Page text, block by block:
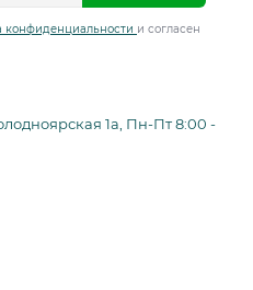
конфиденциальности и согласен
1а, Пн-Пт 8:00 -